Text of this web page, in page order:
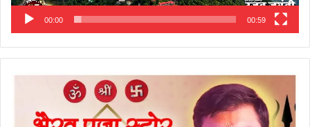
00:00 00:59